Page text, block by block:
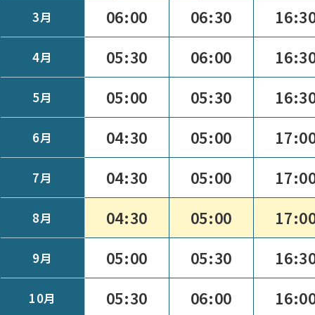
3月 06:00 06:30
4月 05:30 06:00
5月 05:00 05:30
6月 04:30 05:00
7月 04:30 05:00
8月 04:30 05:00
9月 05:00 05:30
10月 05:30 06:00